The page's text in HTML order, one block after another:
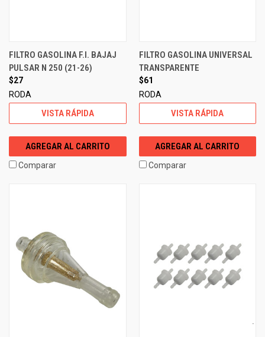
FILTRO GASOLINA F.I. BAJAJ
PULSAR N 250 (21-26)
$27
RODA
VISTA RÁPIDA
AGREGAR AL CARRITO
Comparar
FILTRO GASOLINA UNIVERSAL
TRANSPARENTE
$61
RODA
VISTA RÁPIDA
AGREGAR AL CARRITO
Comparar